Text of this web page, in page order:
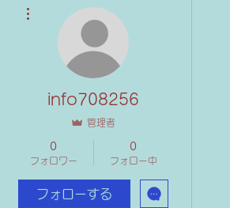
info708256
管理者
0
フォロワー
0
フォロー中
フォローする